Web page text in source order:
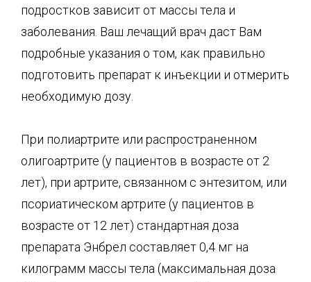
подростков зависит от массы тела и
заболевания. Ваш лечащий врач даст Вам
подробные указания о том, как правильно
подготовить препарат к инъекции и отмерить
необходимую дозу.
При полиартрите или распространенном
олигоартрите (у пациентов в возрасте от 2
лет), при артрите, связанном с энтезитом, или
псориатическом артрите (у пациентов в
возрасте от 12 лет) стандартная доза
препарата Энбрел составляет 0,4 мг на
килограмм массы тела (максимальная доза